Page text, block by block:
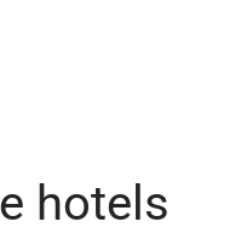
hotels